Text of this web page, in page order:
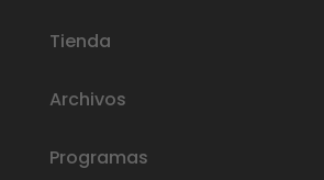
Tienda
Archivos
Programas